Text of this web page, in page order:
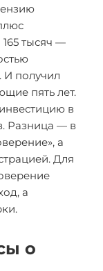
тысяч —
И получил
пять лет.
в
Разница — в
а
Для
а
о